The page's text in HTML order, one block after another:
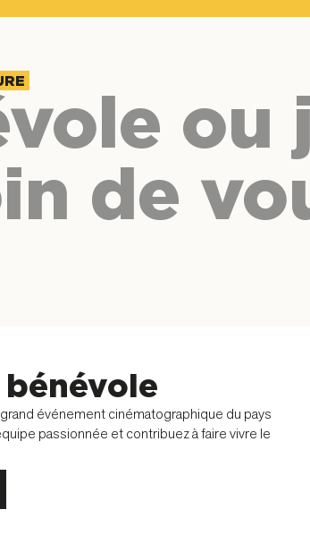
ou
de
bénévole
événement cinématographique du pays
passionnée et contribuez à faire vivre le